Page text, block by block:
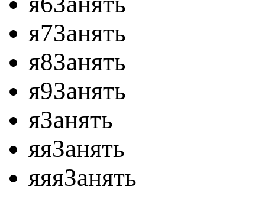
я7Занять
я8Занять
я9Занять
яЗанять
яяЗанять
яяяЗанять